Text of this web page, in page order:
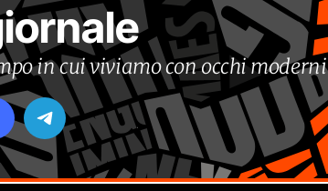
in cui viviamo con occhi moderni